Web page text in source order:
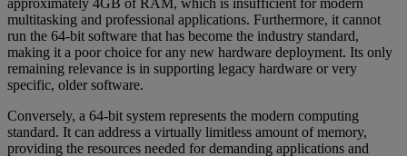
approximately 4GB of RAM, which is insufficient for modern
multitasking and professional applications. Furthermore, it cannot
run the 64-bit software that has become the industry standard,
making it a poor choice for any new hardware deployment. Its only
remaining relevance is in supporting legacy hardware or very
specific, older software.
Conversely, a 64-bit system represents the modern computing
standard. It can address a virtually limitless amount of memory,
providing the resources needed for demanding applications and